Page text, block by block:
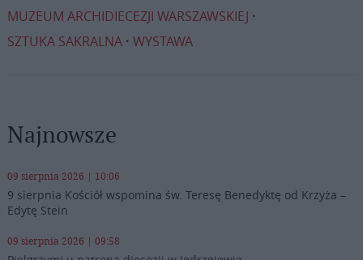
MUZEUM ARCHIDIECEZJI WARSZAWSKIEJ
SZTUKA SAKRALNA WYSTAWA
Najnowsze
09 sierpnia 2026 | 10:06
9 sierpnia Kościół wspomina św. Teresę Benedyktę od Krzyża –
Edytę Stein
09 sierpnia 2026 | 09:58